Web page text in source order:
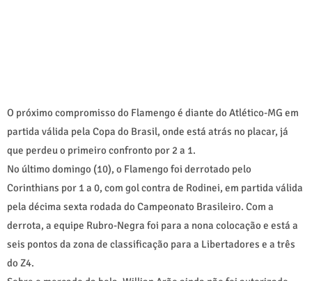
O próximo compromisso do Flamengo é diante do Atlético-MG em
partida válida pela Copa do Brasil, onde está atrás no placar, já
que perdeu o primeiro confronto por 2 a 1.
No último domingo (10), o Flamengo foi derrotado pelo
Corinthians por 1 a 0, com gol contra de Rodinei, em partida válida
pela décima sexta rodada do Campeonato Brasileiro. Com a
derrota, a equipe Rubro-Negra foi para a nona colocação e está a
seis pontos da zona de classificação para a Libertadores e a três
do Z4.